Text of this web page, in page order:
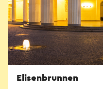
Elisenbrunnen